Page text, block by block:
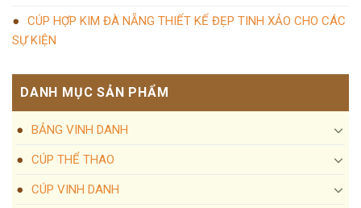
CÚP HỢP KIM ĐÀ NẴNG THIẾT KẾ ĐẸP TINH XẢO CHO CÁC
SỰ KIỆN
DANH MỤC SẢN PHẨM
BẢNG VINH DANH
CÚP THỂ THAO
CÚP VINH DANH